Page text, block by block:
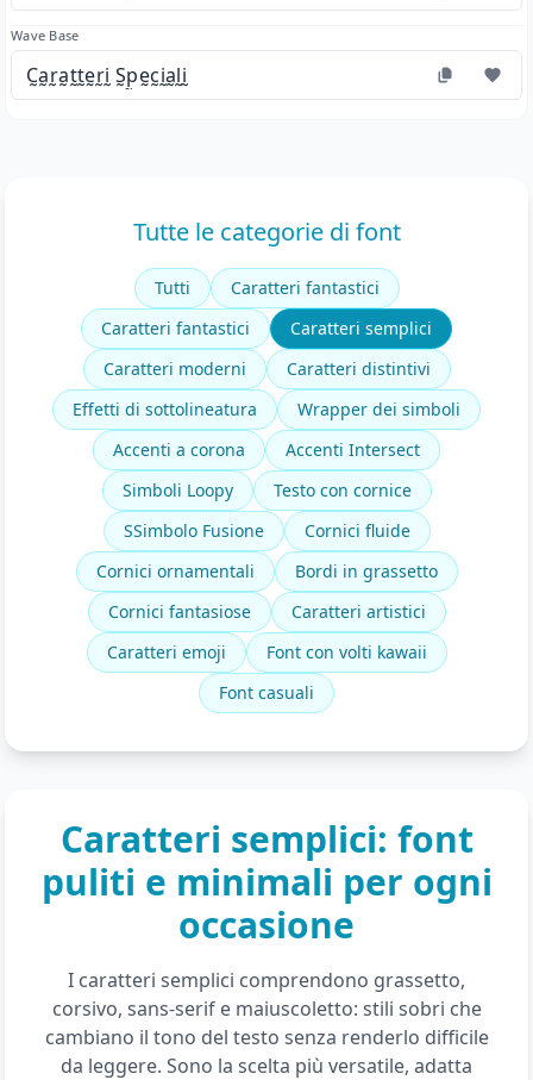
Wave Base
C̰a̰r̰a̰t̰t̰ḛr̰ḭ S̰p̰ḛc̰ḭa̰l̰ḭ
Tutte le categorie di font
Tutti
Caratteri fantastici
Caratteri fantastici
Caratteri semplici
Caratteri moderni
Caratteri distintivi
Effetti di sottolineatura
Wrapper dei simboli
Accenti a corona
Accenti Intersect
Simboli Loopy
Testo con cornice
SSimbolo Fusione
Cornici fluide
Cornici ornamentali
Bordi in grassetto
Cornici fantasiose
Caratteri artistici
Caratteri emoji
Font con volti kawaii
Font casuali
Caratteri semplici: font
puliti e minimali per ogni
occasione
I caratteri semplici comprendono grassetto,
corsivo, sans-serif e maiuscoletto: stili sobri che
cambiano il tono del testo senza renderlo difficile
da leggere. Sono la scelta più versatile, adatta